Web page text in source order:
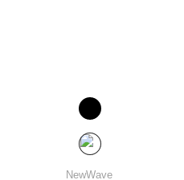
NewWave